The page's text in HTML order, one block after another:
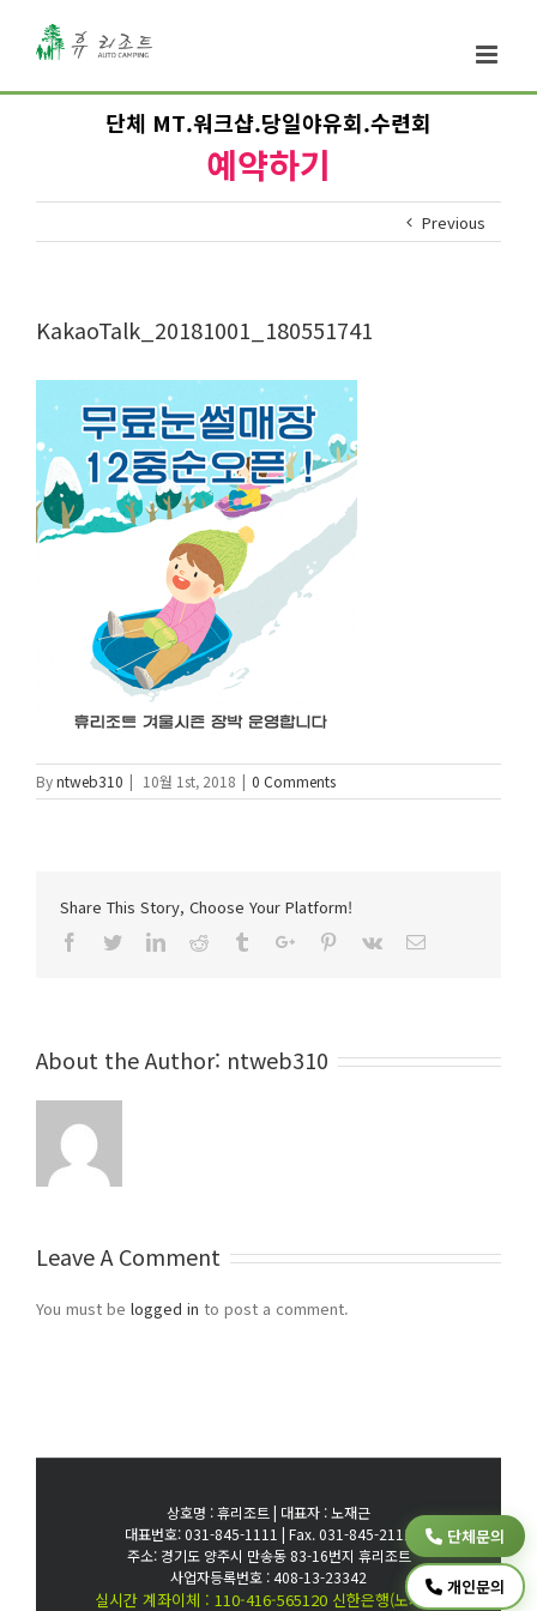
단체 MT.워크샵.당일야유회.수련회
예약하기
Previous
KakaoTalk_20181001_180551741
Byntweb310 | 10월 1st, 2018 | 0 Comments
Share This Story, Choose Your Platform!
Facebook
TwitterLinkedinReddit TumblrGoogle+Pinterest
Vk Email
About the Author: ntweb310
Leave A Comment
You must be logged in to post a comment.
상호명 : 휴리조트 | 대표자 : 노재근
대표번호: 031-845-1111 | Fax. 031-845-2111
주소: 경기도 양주시 만송동 83-16번지 휴리조트
사업자등록번호 : 408-13-23342
실시간 계좌이체 : 110-416-565120 신한은행(노재근)
단체문의
개인문의